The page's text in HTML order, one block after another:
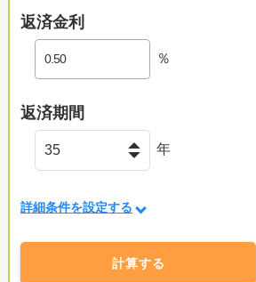
返済金利
％
返済期間
年
詳細条件を設定する
計算する